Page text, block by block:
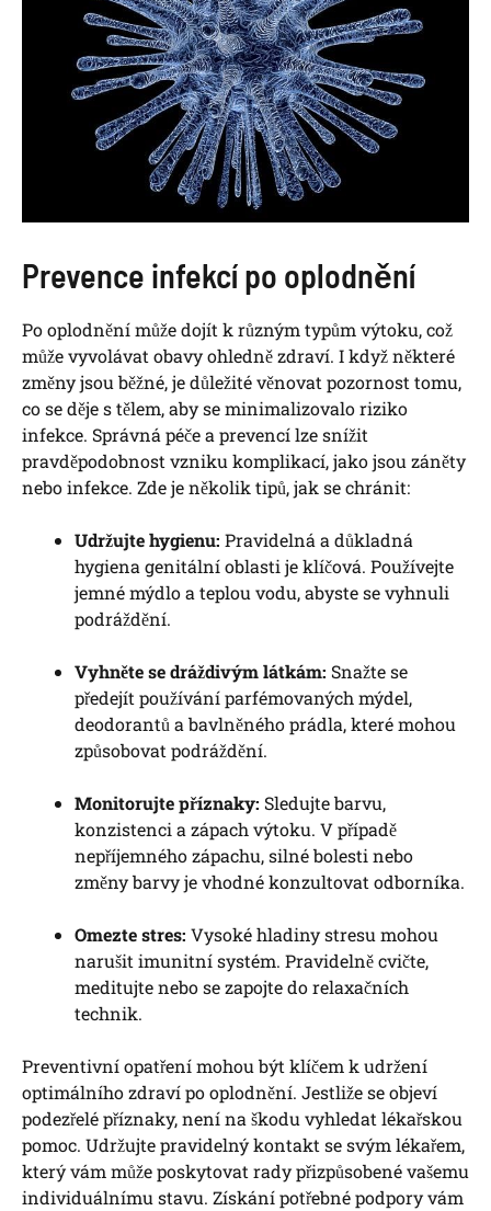
Prevence infekcí po oplodnění
Po oplodnění může dojít k různým typům výtoku, což
může vyvolávat obavy ohledně zdraví. I když některé
změny jsou běžné, je důležité věnovat pozornost tomu,
co se děje s tělem, aby se minimalizovalo riziko
infekce. Správná péče a prevencí lze snížit
pravděpodobnost vzniku komplikací, jako jsou záněty
nebo infekce. Zde je několik tipů, jak se chránit:
Udržujte hygienu: Pravidelná a důkladná
hygiena genitální oblasti je klíčová. Používejte
jemné mýdlo a teplou vodu, abyste se vyhnuli
podráždění.
Vyhněte se dráždivým látkám: Snažte se
předejít používání parfémovaných mýdel,
deodorantů a bavlněného prádla, které mohou
způsobovat podráždění.
Monitorujte příznaky: Sledujte barvu,
konzistenci a zápach výtoku. V případě
nepříjemného zápachu, silné bolesti nebo
změny barvy je vhodné konzultovat odborníka.
Omezte stres: Vysoké hladiny stresu mohou
narušit imunitní systém. Pravidelně cvičte,
meditujte nebo se zapojte do relaxačních
technik.
Preventivní opatření mohou být klíčem k udržení
optimálního zdraví po oplodnění. Jestliže se objeví
podezřelé příznaky, není na škodu vyhledat lékařskou
pomoc. Udržujte pravidelný kontakt se svým lékařem,
který vám může poskytovat rady přizpůsobené vašemu
individuálnímu stavu. Získání potřebné podpory vám